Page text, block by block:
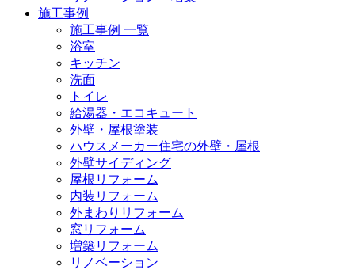
施工事例
施工事例 一覧
浴室
キッチン
洗面
トイレ
給湯器・エコキュート
外壁・屋根塗装
ハウスメーカー住宅の外壁・屋根
外壁サイディング
屋根リフォーム
内装リフォーム
外まわりリフォーム
窓リフォーム
増築リフォーム
リノベーション